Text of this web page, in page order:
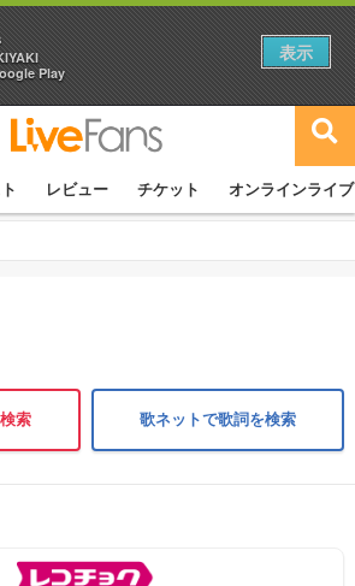
レビュー チケット オンラインライブ
索 歌ネットで歌詞を検索
Play
表示